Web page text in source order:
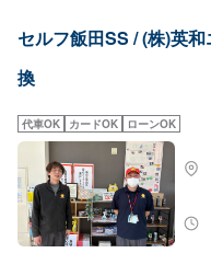
セルフ飯田SS / (株)英
換
代車OK カードOK ローンOK